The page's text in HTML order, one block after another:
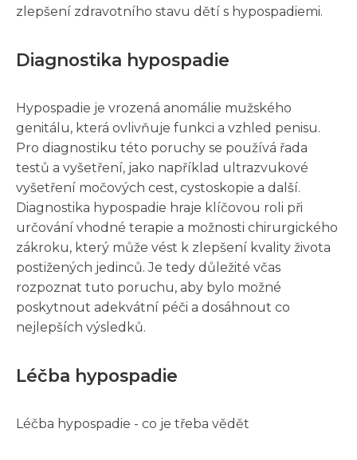
zlepšení zdravotního stavu dětí s hypospadiemi.
Diagnostika hypospadie
Hypospadie je vrozená anomálie mužského
genitálu, která ovlivňuje funkci a vzhled penisu.
Pro diagnostiku této poruchy se používá řada
testů a vyšetření, jako například ultrazvukové
vyšetření močových cest, cystoskopie a další.
Diagnostika hypospadie hraje klíčovou roli při
určování vhodné terapie a možnosti chirurgického
zákroku, který může vést k zlepšení kvality života
postižených jedinců. Je tedy důležité včas
rozpoznat tuto poruchu, aby bylo možné
poskytnout adekvátní péči a dosáhnout co
nejlepších výsledků.
Léčba hypospadie
Léčba hypospadie - co je třeba vědět